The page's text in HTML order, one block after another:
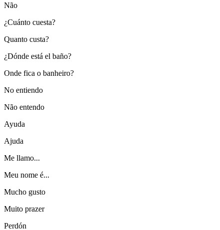
Não
¿Cuánto cuesta?
Quanto custa?
¿Dónde está el baño?
Onde fica o banheiro?
No entiendo
Não entendo
Ayuda
Ajuda
Me llamo...
Meu nome é...
Mucho gusto
Muito prazer
Perdón